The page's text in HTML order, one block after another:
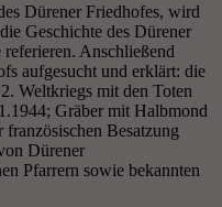
Dürener Friedhofes, wird
Geschichte des Dürener
Anschließend
aufgesucht und erklärt: die
Weltkriegs mit den Toten
Gräber mit Halbmond
Besatzung
Dürener
Pfarrern sowie bekannten